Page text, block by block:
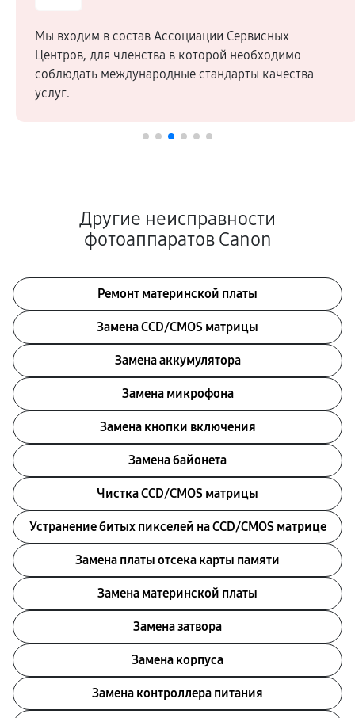
Мы входим в состав Ассоциации Сервисных
Центров, для членства в которой необходимо
соблюдать международные стандарты качества
услуг.
Другие неисправности
фотоаппаратов Canon
Ремонт материнской платы
Замена CCD/CMOS матрицы
Замена аккумулятора
Замена микрофона
Замена кнопки включения
Замена байонета
Чистка CCD/CMOS матрицы
Устранение битых пикселей на CCD/CMOS матрице
Замена платы отсека карты памяти
Замена материнской платы
Замена затвора
Замена корпуса
Замена контроллера питания